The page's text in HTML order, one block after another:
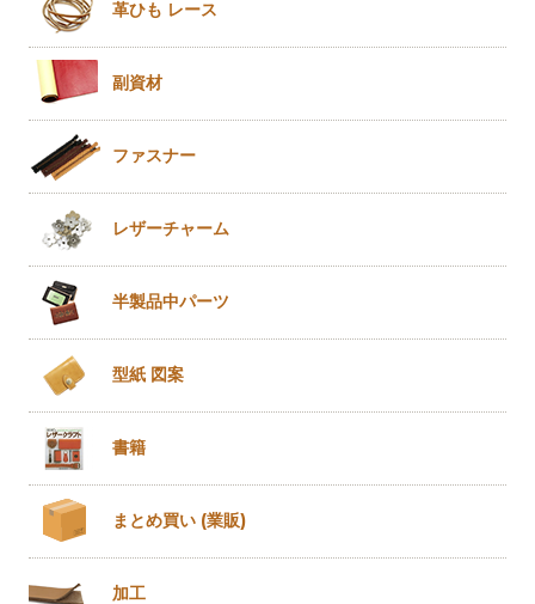
革ひも レース
副資材
ファスナー
レザーチャーム
半製品中パーツ
型紙 図案
書籍
まとめ買い (業販)
加工